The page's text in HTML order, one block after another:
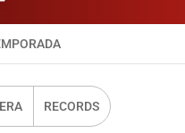
RECORDS